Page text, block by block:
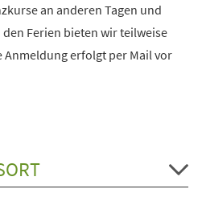
an anderen Tagen und
Ferien bieten wir teilweise
erfolgt per Mail vor